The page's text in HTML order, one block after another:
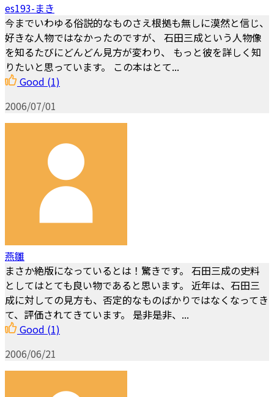
es193-まき
今までいわゆる俗説的なものさえ根拠も無しに漠然と信じ、
好きな人物ではなかったのですが、 石田三成という人物像
を知るたびにどんどん見方が変わり、 もっと彼を詳しく知
りたいと思っています。 この本はとて...
Good (1)
2006/07/01
燕雛
まさか絶版になっているとは！驚きです。 石田三成の史料
としてはとても良い物であると思います。 近年は、石田三
成に対しての見方も、否定的なものばかりではなくなってき
て、評価されてきています。 是非是非、...
Good (1)
2006/06/21